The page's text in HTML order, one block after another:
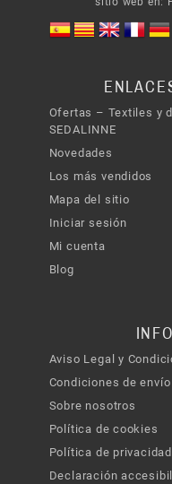
Ofertas – Textiles y
SEDALINNE
Novedades
Los más vendidos
Mapa del sitio
Iniciar sesión
Mi cuenta
Blog
Aviso Legal y
Condiciones de
Sobre nosotros
Política de cookies
Política de privacidad
Declaración